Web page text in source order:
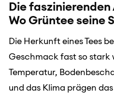
Die
Wo Grüntee seine
Die Herkunft eines Tees
Geschmack fast so stark
Temperatur,
und das Klima prägen